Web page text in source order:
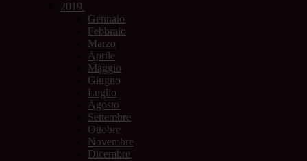
2019
Gennaio
Febbraio
Marzo
Aprile
Maggio
Giugno
Luglio
Agosto
Settembre
Ottobre
Novembre
Dicembre